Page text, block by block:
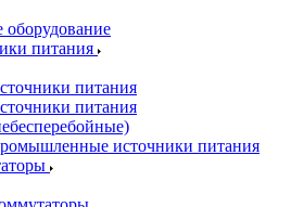
оборудование
питания
питания
питания
источники питания